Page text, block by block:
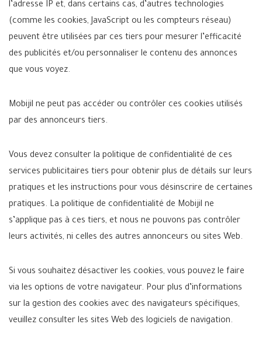
l’adresse IP et, dans certains cas, d’autres technologies
(comme les cookies, JavaScript ou les compteurs réseau)
peuvent être utilisées par ces tiers pour mesurer l’efficacité
des publicités et/ou personnaliser le contenu des annonces
que vous voyez.
Mobijil ne peut pas accéder ou contrôler ces cookies utilisés
par des annonceurs tiers.
Vous devez consulter la politique de confidentialité de ces
services publicitaires tiers pour obtenir plus de détails sur leurs
pratiques et les instructions pour vous désinscrire de certaines
pratiques. La politique de confidentialité de Mobijil ne
s’applique pas à ces tiers, et nous ne pouvons pas contrôler
leurs activités, ni celles des autres annonceurs ou sites Web.
Si vous souhaitez désactiver les cookies, vous pouvez le faire
via les options de votre navigateur. Pour plus d’informations
sur la gestion des cookies avec des navigateurs spécifiques,
veuillez consulter les sites Web des logiciels de navigation.